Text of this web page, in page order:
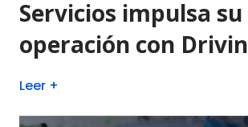
Servicios impulsa su
operación con Drivin
Leer +